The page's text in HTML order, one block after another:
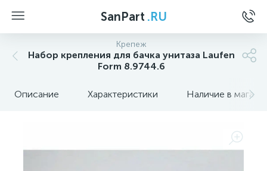
SanPart .RU
Крепеж
Набор крепления для бачка унитаза Laufen
Form 8.9744.6
Описание Характеристики Наличие в